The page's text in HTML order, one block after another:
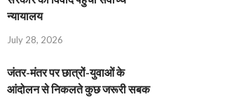
न्यायालय
July 28, 2026
जंतर-मंतर पर छात्रों-युवाओं के
आंदोलन से निकलते कुछ जरूरी सबक